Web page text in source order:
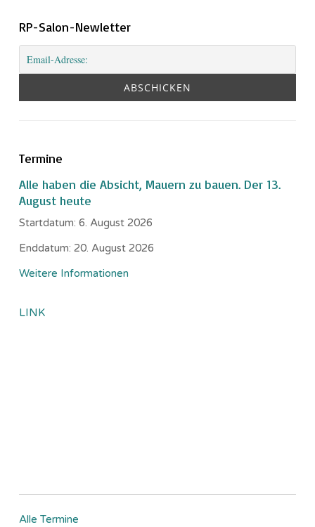
RP-Salon-Newletter
Termine
Alle haben die Absicht, Mauern zu bauen. Der 13.
August heute
Startdatum: 6. August 2026
Enddatum: 20. August 2026
Weitere Informationen
LINK
Alle Termine